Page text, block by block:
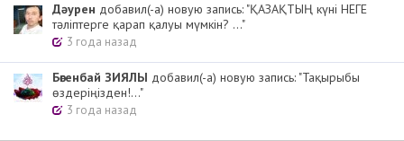
Дәурен добавил(-а) новую запись: "ҚАЗАҚТЫҢ күні НЕГЕ
тәліптерге қарап қалуы мүмкін? ..."
3 года назад
Бөгенбай ЗИЯЛЫ добавил(-а) новую запись: "Тақырыбы
өздеріңізден!..."
3 года назад